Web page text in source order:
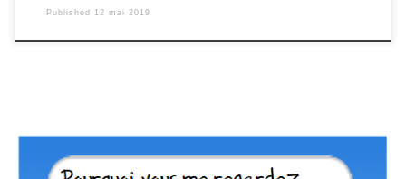
Published 12 mai 2019